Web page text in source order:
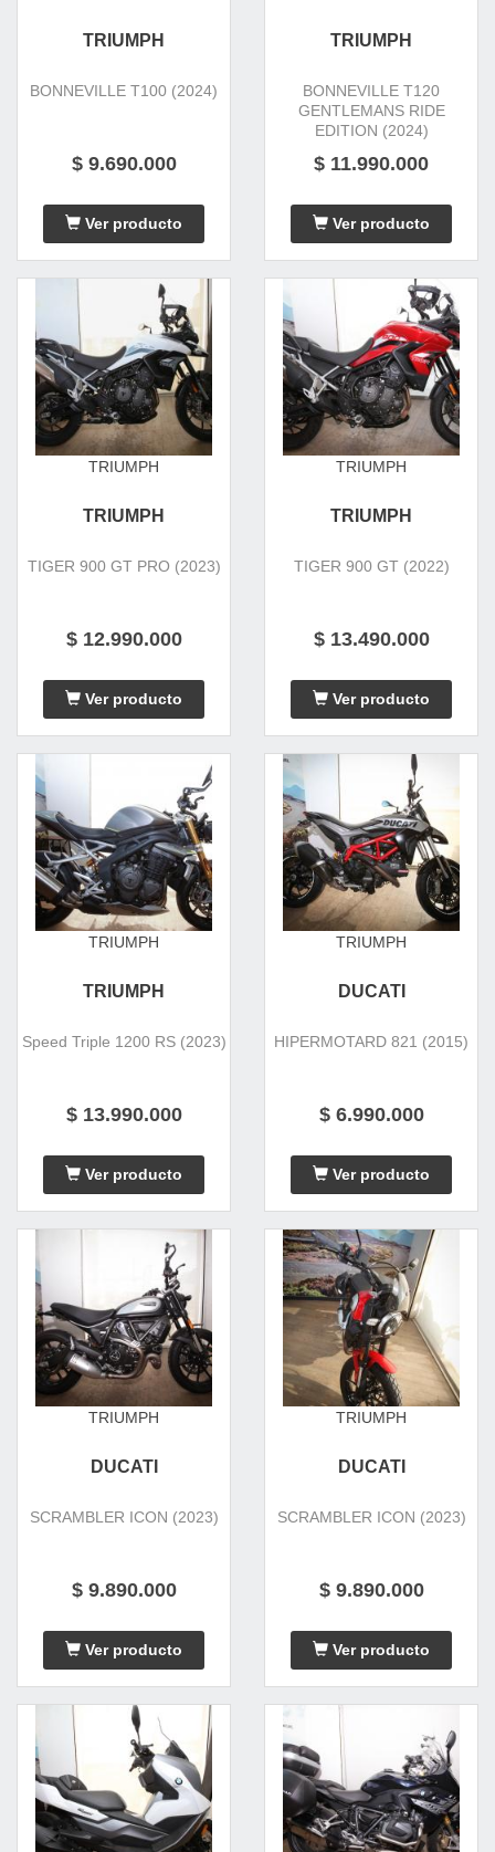
TRIUMPH
BONNEVILLE T100 (2024)
$ 9.690.000
Ver producto
TRIUMPH
BONNEVILLE T120
GENTLEMANS RIDE
EDITION (2024)
$ 11.990.000
Ver producto
TRIUMPH
TRIUMPH
TIGER 900 GT PRO (2023)
$ 12.990.000
Ver producto
TRIUMPH
TRIUMPH
TIGER 900 GT (2022)
$ 13.490.000
Ver producto
TRIUMPH
TRIUMPH
Speed Triple 1200 RS (2023)
$ 13.990.000
Ver producto
TRIUMPH
DUCATI
HIPERMOTARD 821 (2015)
$ 6.990.000
Ver producto
TRIUMPH
DUCATI
SCRAMBLER ICON (2023)
$ 9.890.000
Ver producto
TRIUMPH
DUCATI
SCRAMBLER ICON (2023)
$ 9.890.000
Ver producto